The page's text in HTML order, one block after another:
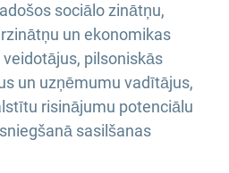
sociālo zinātņu,
un ekonomikas
pilsoniskās
un uzņēmumu vadītājus,
risinājumu potenciālu
sasilšanas